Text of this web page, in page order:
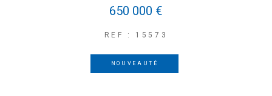
650 000 €
REF : 15573
NOUVEAUTÉ